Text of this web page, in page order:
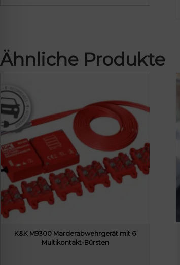
Ähnliche Produkte
K&K M9300 Marderabwehrgerät mit 6
Multikontakt-Bürsten